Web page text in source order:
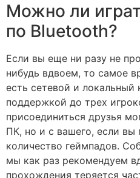
Можно ли
по Bluetooth?
Если вы еще ни разу не
нибудь вдвоем, то самое
есть сетевой и локальный
поддержкой до трех
присоединиться друзья
ПК, но и с вашего, если вы
количество геймпадов.
мы как раз рекомендуем
прохождения теряется